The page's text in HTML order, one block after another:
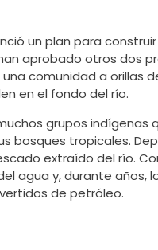
un plan para
aprobado otros dos
comunidad a orillas
en el fondo del río.
grupos indígenas
bosques tropicales.
extraído del río.
agua y, durante años,
de petróleo.